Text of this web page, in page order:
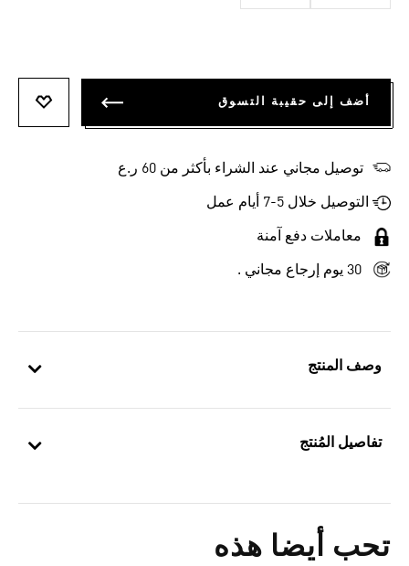
وصف المنتج
تفاصيل المُنتج
تحب أيضا هذه
أضف إلى حقيبة التسوق
توصيل مجاني عند الشراء بأكثر من 60 ر.ع
التوصيل خلال 5-7 أيام عمل
معاملات دفع آمنة